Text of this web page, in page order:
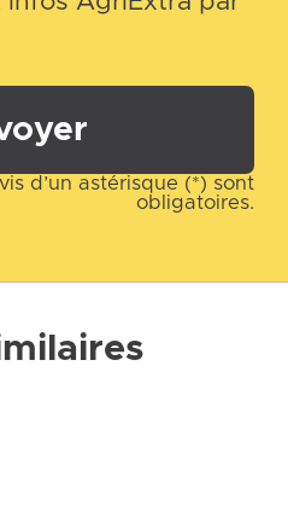
d’un astérisque (*) sont
obligatoires.